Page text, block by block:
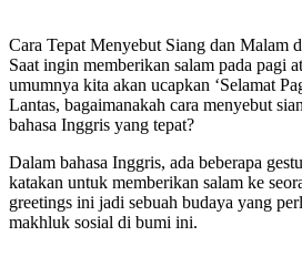
Cara Tepat Menyebut Siang dan Malam
Saat ingin memberikan salam pada pagi
umumnya kita akan ucapkan ‘Selamat
Lantas, bagaimanakah cara menyebut
bahasa Inggris yang tepat?
Dalam bahasa Inggris, ada beberapa
katakan untuk memberikan salam ke
greetings ini jadi sebuah budaya yang
makhluk sosial di bumi ini.